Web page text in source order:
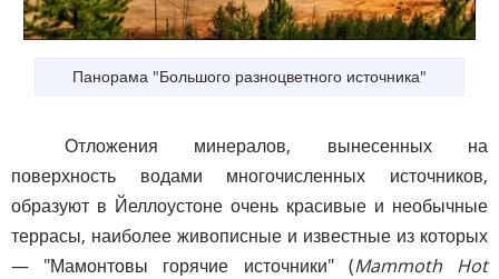
Панорама "Большого разноцветного источника"
Отложения минералов, вынесенных на
поверхность водами многочисленных источников,
образуют в Йеллоустоне очень красивые и необычные
террасы, наиболее живописные и известные из которых
— "Мамонтовы горячие источники" (Mammoth Hot